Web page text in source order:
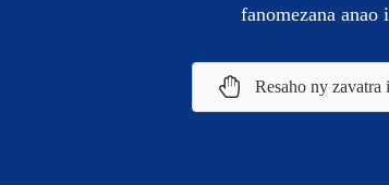
fanomezana anao
Resaho ny zavatra